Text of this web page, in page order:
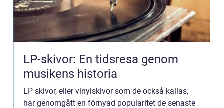
LP-skivor: En tidsresa genom
musikens historia
LP skivor, eller vinylskivor som de också kallas,
har genomgått en förnyad popularitet de senaste